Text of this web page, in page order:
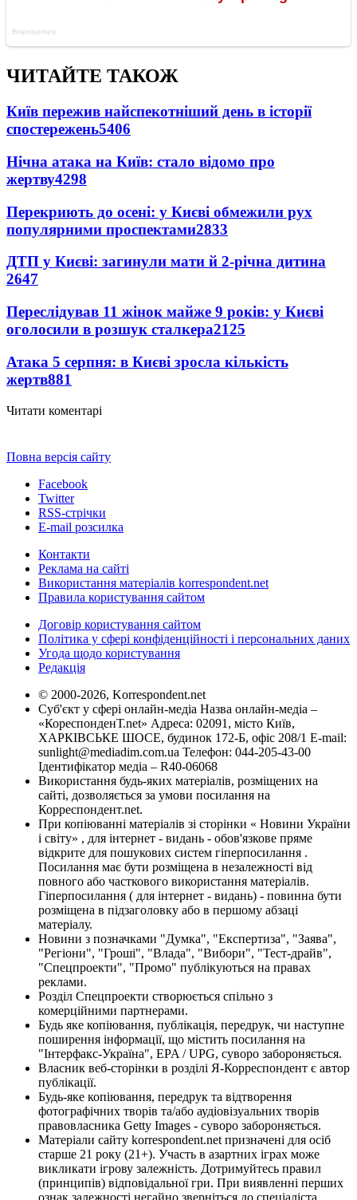
ЧИТАЙТЕ ТАКОЖ
Київ пережив найспекотніший день в історії
спостережень5406
Нічна атака на Київ: стало відомо про
жертву4298
Перекриють до осені: у Києві обмежили рух
популярними проспектами2833
ДТП у Києві: загинули мати й 2-річна дитина
2647
Переслідував 11 жінок майже 9 років: у Києві
оголосили в розшук сталкера2125
Атака 5 серпня: в Києві зросла кількість
жертв881
Читати коментарі
Повна версія сайту
Facebook
Twitter
RSS-стрічки
E-mail розсилка
Контакти
Реклама на сайті
Використання матеріалів korrespondent.net
Правила користування сайтом
Договір користування сайтом
Політика у сфері конфіденційності і персональних даних
Угода щодо користування
Редакція
© 2000-2026, Korrespondent.net
Суб'єкт у сфері онлайн-медіа Назва онлайн-медіа –
«КореспонденТ.net» Адреса: 02091, місто Київ,
ХАРКІВСЬКЕ ШОСЕ, будинок 172-Б, офіс 208/1 E-mail:
sunlight@mediadim.com.ua Телефон: 044-205-43-00
Ідентифікатор медіа – R40-06068
Використання будь-яких матеріалів, розміщених на
сайті, дозволяється за умови посилання на
Корреспондент.net.
При копіюванні матеріалів зі сторінки « Новини України
і світу» , для інтернет - видань - обов'язкове пряме
відкрите для пошукових систем гіперпосилання .
Посилання має бути розміщена в незалежності від
повного або часткового використання матеріалів.
Гіперпосилання ( для інтернет - видань) - повинна бути
розміщена в підзаголовку або в першому абзаці
матеріалу.
Новини з позначками "Думка", "Експертиза", "Заява",
"Регіони", "Гроші", "Влада", "Вибори", "Тест-драйв",
"Спецпроекти", "Промо" публікуються на правах
реклами.
Розділ Спецпроекти створюється спільно з
комерційними партнерами.
Будь яке копіювання, публікація, передрук, чи наступне
поширення інформації, що містить посилання на
"Інтерфакс-Україна", EPA / UPG, суворо забороняється.
Власник веб-сторінки в розділі Я-Корреспондент є автор
публікації.
Будь-яке копіювання, передрук та відтворення
фотографічних творів та/або аудіовізуальних творів
правовласника Getty Images - суворо забороняється.
Матеріали сайту korrespondent.net призначені для осіб
старше 21 року (21+). Участь в азартних іграх може
викликати ігрову залежність. Дотримуйтесь правил
(принципів) відповідальної гри. При виявленні перших
ознак залежності негайно зверніться до спеціаліста.